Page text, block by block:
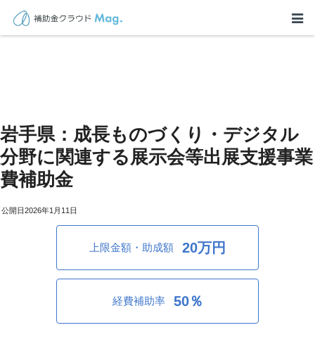
岩手県：成長ものづくり・デジタル
分野に関連する展示会等出展支援事業
費補助金
2026年1月11日
上限金額・助成額 20万円
経費補助率 50％